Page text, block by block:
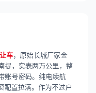
车，原始长城厂家金
提，实表两万公里，整
账号密码。纯电续航
配置拉满。作为不过户